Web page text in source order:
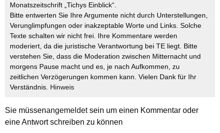
Monatszeitschrift „Tichys Einblick“.
Bitte entwerten Sie Ihre Argumente nicht durch Unterstellungen,
Verunglimpfungen oder inakzeptable Worte und Links. Solche
Texte schalten wir nicht frei. Ihre Kommentare werden
moderiert, da die juristische Verantwortung bei TE liegt. Bitte
verstehen Sie, dass die Moderation zwischen Mitternacht und
morgens Pause macht und es, je nach Aufkommen, zu
zeitlichen Verzögerungen kommen kann. Vielen Dank für Ihr
Verständnis. Hinweis
Sie müssenangemeldetsein um einen Kommentar oder
eine Antwort schreiben zu können